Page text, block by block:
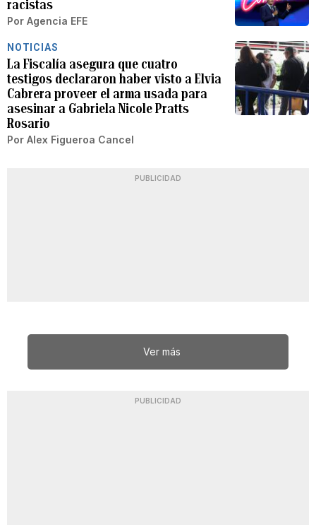
racistas
Por Agencia EFE
NOTICIAS
La Fiscalía asegura que cuatro
testigos declararon haber visto a Elvia
Cabrera proveer el arma usada para
asesinar a Gabriela Nicole Pratts
Rosario
Por Alex Figueroa Cancel
PUBLICIDAD
Ver más
PUBLICIDAD